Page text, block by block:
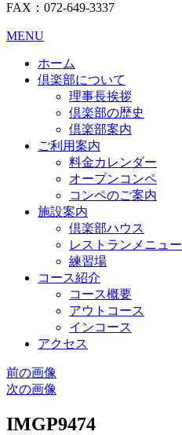
FAX：072-649-3337
MENU
ホーム
倶楽部について
理事長挨拶
倶楽部の歴史
倶楽部案内
ご利用案内
料金カレンダー
オープンコンペ
コンペのご案内
施設案内
倶楽部ハウス
レストランメニュー
練習場
コース紹介
コース概要
アウトコース
インコース
アクセス
前の画像
次の画像
IMGP9474